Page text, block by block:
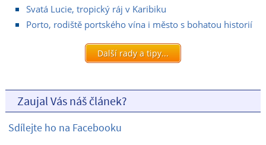
Svatá Lucie, tropický ráj v Karibiku
Porto, rodiště portského vína i město s bohatou historií
Další rady a tipy...
Zaujal Vás náš článek?
Sdílejte ho na Facebooku